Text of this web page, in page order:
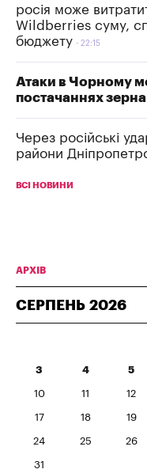
росія може
Wildberries суму,
бюджету
22:15
Атаки в Чорному
постачаннях
Через російські
райони
ВСІ НОВИНИ
АРХІВ
СЕРПЕНЬ 2026
3 4 5
10 11 12
17 18 19
24 25 26
31